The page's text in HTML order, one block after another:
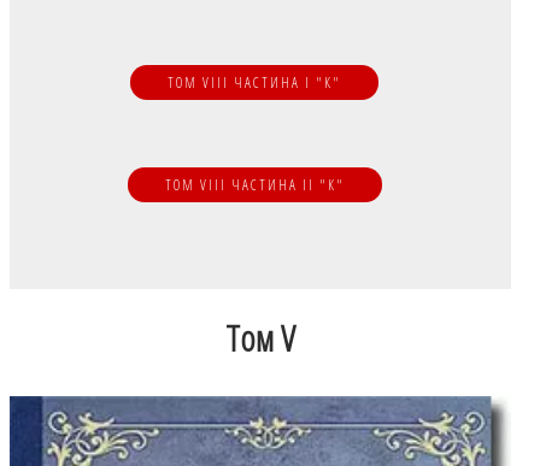
ГЕРБОВНИК БІЛОРУСЬКОЇ
ШЛЯХТИ
ГЕРБОВНИКИ
ТОМ VIII ЧАСТИНА I "К"
ТОМ VIII ЧАСТИНА II "К"
Том V